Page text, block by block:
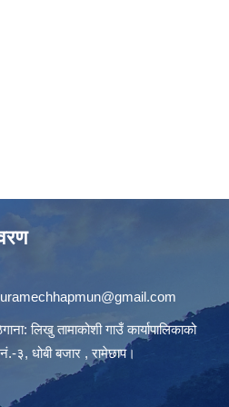
लिखु तामाकोशी गाउँ कार्यापालिकाको
३, धोबी बजार , रामेछाप।